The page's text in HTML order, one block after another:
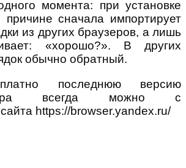
момента: при установке
причине сначала импортирует
из других браузеров, а лишь
«хорошо?». В других
обычно обратный.
последнюю версию
всегда можно с
https://browser.yandex.ru/